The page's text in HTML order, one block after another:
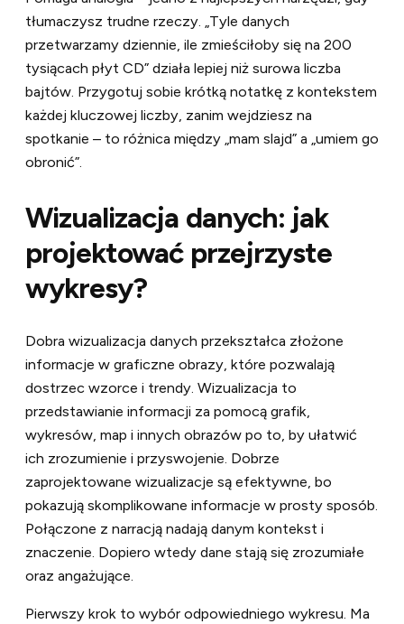
tłumaczysz trudne rzeczy. „Tyle danych
przetwarzamy dziennie, ile zmieściłoby się na 200
tysiącach płyt CD” działa lepiej niż surowa liczba
bajtów. Przygotuj sobie krótką notatkę z kontekstem
każdej kluczowej liczby, zanim wejdziesz na
spotkanie – to różnica między „mam slajd” a „umiem go
obronić”.
Wizualizacja danych: jak
projektować przejrzyste
wykresy?
Dobra wizualizacja danych przekształca złożone
informacje w graficzne obrazy, które pozwalają
dostrzec wzorce i trendy. Wizualizacja to
przedstawianie informacji za pomocą grafik,
wykresów, map i innych obrazów po to, by ułatwić
ich zrozumienie i przyswojenie. Dobrze
zaprojektowane wizualizacje są efektywne, bo
pokazują skomplikowane informacje w prosty sposób.
Połączone z narracją nadają danym kontekst i
znaczenie. Dopiero wtedy dane stają się zrozumiałe
oraz angażujące.
Pierwszy krok to wybór odpowiedniego wykresu. Ma